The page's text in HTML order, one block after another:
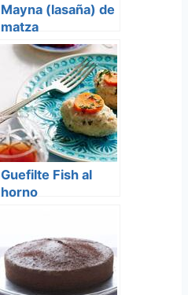
Mayna (lasaña) de
matza
Guefilte Fish al
horno